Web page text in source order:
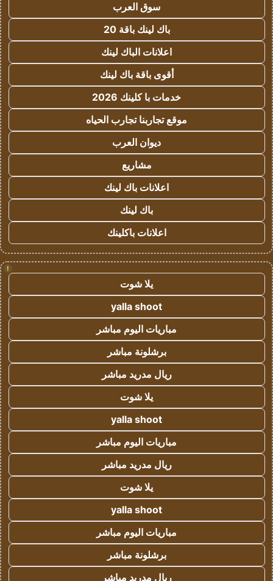
سوق العرب
باك لينك باقة 20
اعلانات الباك لينك
أقوى باقة باك لينك
خدمات با كلينك 2026
موقع تجاربنا تجارب الحياه
ديوان العرب
مشاريع
اعلانات باك لينك
باك لينك
اعلانات باكلينك
!
يلا شوت
yalla shoot
مباريات اليوم مباشر
برشلونة مباشر
ريال مدريد مباشر
يلا شوت
yalla shoot
مباريات اليوم مباشر
ريال مدريد مباشر
يلا شوت
yalla shoot
مباريات اليوم مباشر
برشلونة مباشر
ريال مدريد مباشر